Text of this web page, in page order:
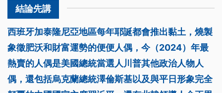
西班牙加泰隆尼亞地區每年耶誕都會推出黏土，燒製
象徵肥沃和財富運勢的便便人偶，今（2024）年最
熱賣的人偶是美國總統當選人川普其他政治人物人
偶，還包括烏克蘭總統澤倫斯基以及與平日形象完全